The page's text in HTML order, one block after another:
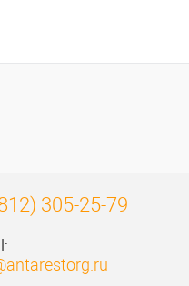
305-25-79